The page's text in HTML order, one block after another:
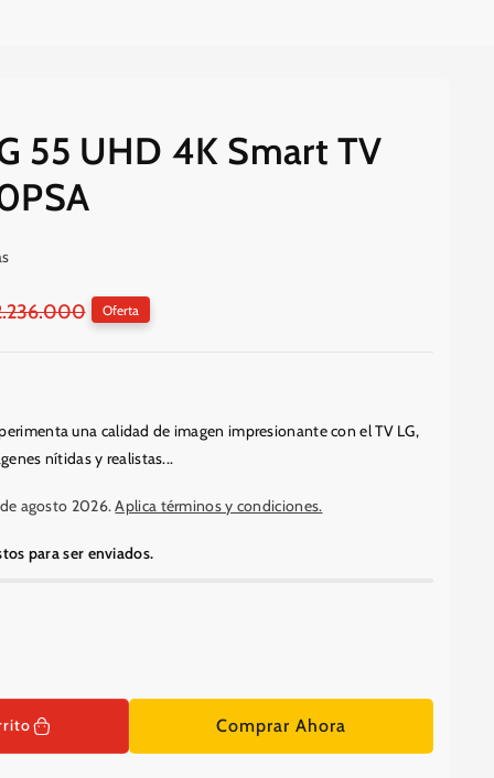
55 UHD 4K Smart TV
Oferta
una calidad de imagen impresionante con el TV LG,
nítidas y realistas...
agosto 2026.Aplica términos y condiciones.
para ser enviados.
Comprar Ahora